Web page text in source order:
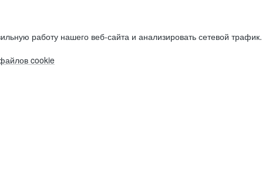
работу нашего веб-сайта и анализировать сетевой трафик.
cookie